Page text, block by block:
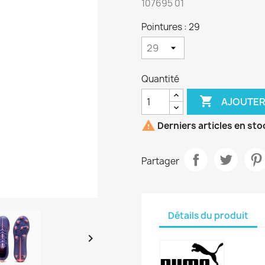

107695 01
Pointures : 29
Quantité

 Derniers articles en
Partager
Détails du produit